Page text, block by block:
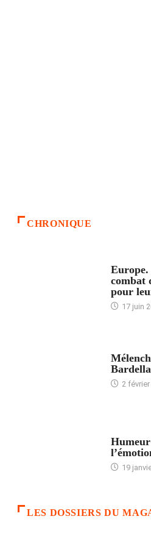
CHRONIQUE
Europe.
combat
pour
17 juin
2
19
LES DOSSIERS DU